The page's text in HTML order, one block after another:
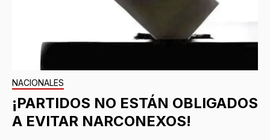
NACIONALES
¡PARTIDOS NO ESTÁN OBLIGADOS
A EVITAR NARCONEXOS!